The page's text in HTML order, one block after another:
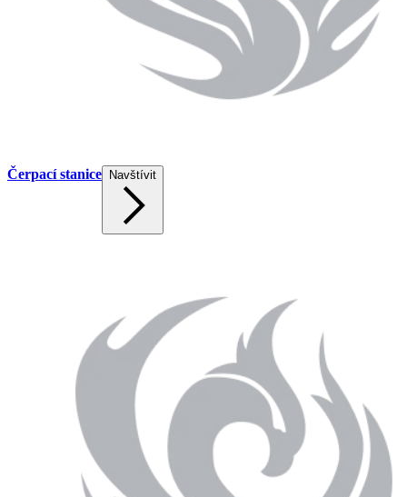
Čerpací stanice Navštívit